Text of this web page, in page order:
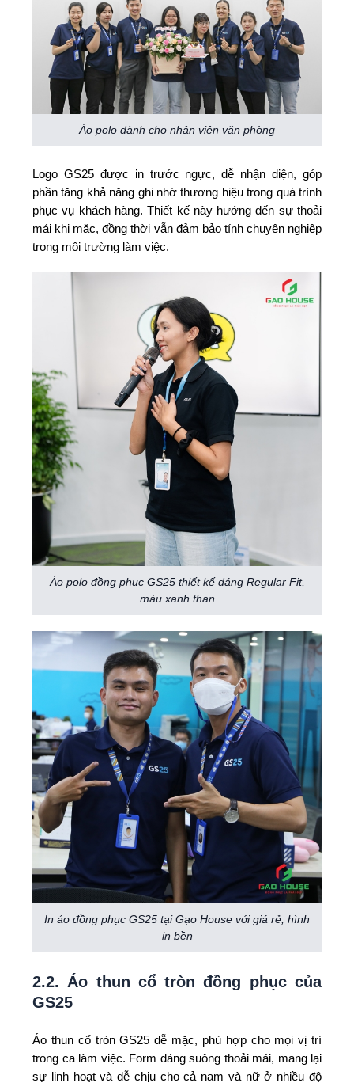
Áo polo dành cho nhân viên văn phòng
Logo GS25 được in trước ngực, dễ nhận diện, góp
phần tăng khả năng ghi nhớ thương hiệu trong quá trình
phục vụ khách hàng. Thiết kế này hướng đến sự thoải
mái khi mặc, đồng thời vẫn đảm bảo tính chuyên nghiệp
trong môi trường làm việc.
Áo polo đồng phục GS25 thiết kế dáng Regular Fit,
màu xanh than
In áo đồng phục GS25 tại Gạo House với giá rẻ, hình
in bền
2.2. Áo thun cổ tròn đồng phục của
GS25
Áo thun cổ tròn GS25 dễ mặc, phù hợp cho mọi vị trí
trong ca làm việc. Form dáng suông thoải mái, mang lại
sự linh hoạt và dễ chịu cho cả nam và nữ ở nhiều độ